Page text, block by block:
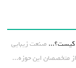
کیست؟... صنعت زیبایی
متخصصان این حوزه...